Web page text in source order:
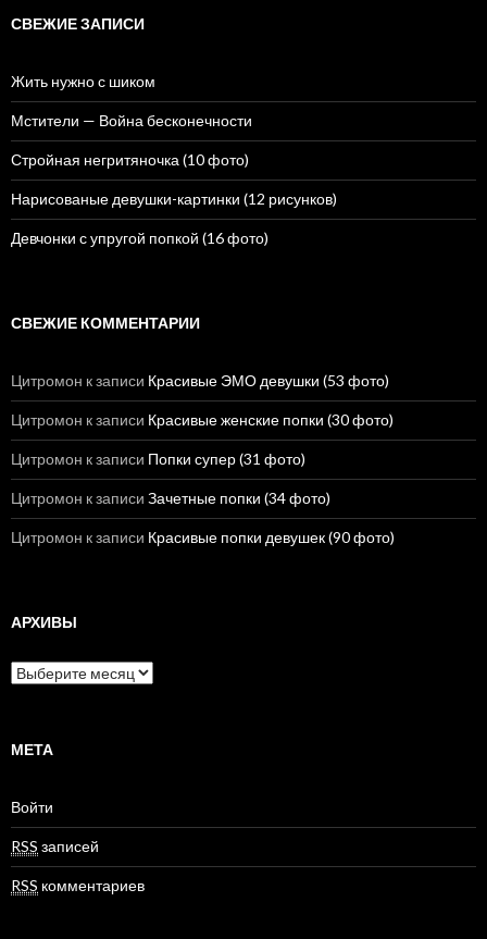
и
СВЕЖИЕ ЗАПИСИ
Жить нужно с шиком
Мстители — Война бесконечности
Стройная негритяночка (10 фото)
Нарисованые девушки-картинки (12 рисунков)
Девчонки с упругой попкой (16 фото)
СВЕЖИЕ КОММЕНТАРИИ
Цитромон к записи Красивые ЭМО девушки (53 фото)
Цитромон к записи Красивые женские попки (30 фото)
Цитромон к записи Попки супер (31 фото)
Цитромон к записи Зачетные попки (34 фото)
Цитромон к записи Красивые попки девушек (90 фото)
АРХИВЫ
А
р
в
МЕТА
Войти
RSS записей
RSS комментариев